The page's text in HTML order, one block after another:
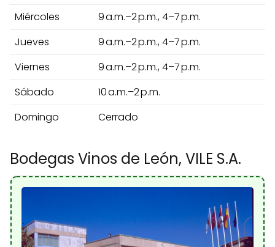
Miércoles
9 a.m.–2 p.m., 4–7 p.m.
Jueves
9 a.m.–2 p.m., 4–7 p.m.
Viernes
9 a.m.–2 p.m., 4–7 p.m.
Sábado
10 a.m.–2 p.m.
Domingo
Cerrado
Bodegas Vinos de León, VILE S.A.